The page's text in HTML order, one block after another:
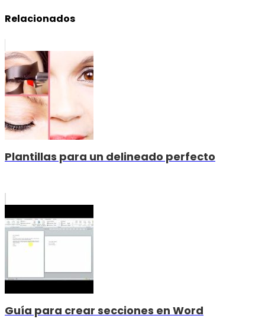
Relacionados
Plantillas para un delineado perfecto
Guía para crear secciones en Word